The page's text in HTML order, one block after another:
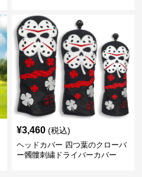
¥3,460 (税込)
ヘッドカバー 四つ葉のクローバ
ー髑髏刺繍ドライバーカバー